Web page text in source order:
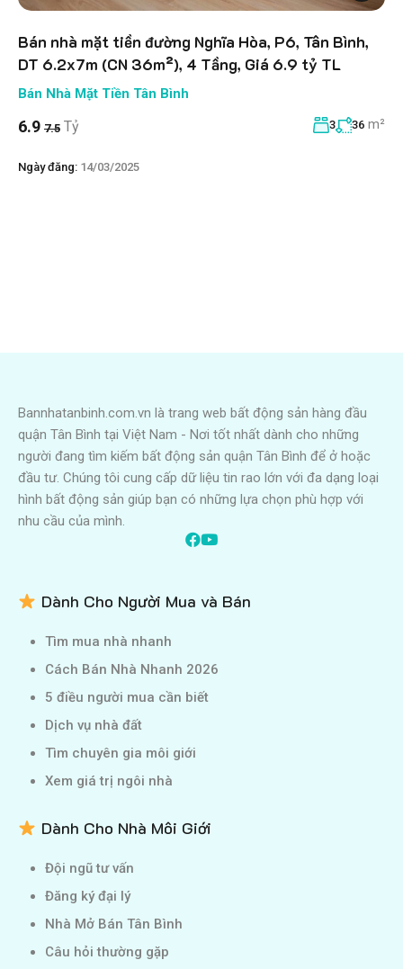
Bán nhà mặt tiền đường Nghĩa Hòa, P6, Tân Bình,
DT 6.2x7m (CN 36m²), 4 Tầng, Giá 6.9 tỷ TL
Bán Nhà Mặt Tiền Tân Bình
6.9 7.5 Tỷ 3 36 m²
Ngày đăng: 14/03/2025
Bannhatanbinh.com.vn là trang web bất động sản hàng đầu
quận Tân Bình tại Việt Nam - Nơi tốt nhất dành cho những
người đang tìm kiếm bất động sản quận Tân Bình để ở hoặc
đầu tư. Chúng tôi cung cấp dữ liệu tin rao lớn với đa dạng loại
hình bất động sản giúp bạn có những lựa chọn phù hợp với
nhu cầu của mình.
Dành Cho Người Mua và Bán
Tìm mua nhà nhanh
Cách Bán Nhà Nhanh 2026
5 điều người mua cần biết
Dịch vụ nhà đất
Tìm chuyên gia môi giới
Xem giá trị ngôi nhà
Dành Cho Nhà Môi Giới
Đội ngũ tư vấn
Đăng ký đại lý
Nhà Mở Bán Tân Bình
Câu hỏi thường gặp